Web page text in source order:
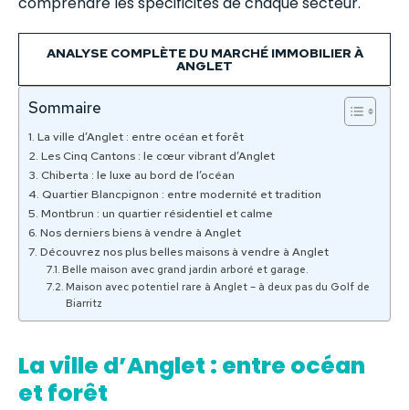
ANALYSE COMPLÈTE DU MARCHÉ IMMOBILIER À
ANGLET
Sommaire
La ville d’Anglet : entre océan et forêt
Les Cinq Cantons : le cœur vibrant d’Anglet
Chiberta : le luxe au bord de l’océan
Quartier Blancpignon : entre modernité et tradition
Montbrun : un quartier résidentiel et calme
Nos derniers biens à vendre à Anglet
Découvrez nos plus belles maisons à vendre à Anglet
Belle maison avec grand jardin arboré et garage.
Maison avec potentiel rare à Anglet – à deux pas du Golf de
Biarritz
La ville d’Anglet : entre océan
et forêt